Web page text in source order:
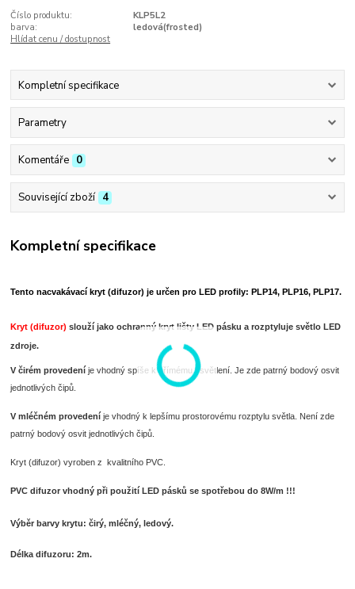
Číslo produktu:
KLP5L2
barva:
ledová(frosted)
Hlídat cenu / dostupnost
Kompletní specifikace
Parametry
Komentáře 0
Související zboží 4
Kompletní specifikace
Tento nacvakávací kryt (difuzor) je určen pro LED profily: PLP14, PLP16, PLP17.
Kryt (difuzor) slouží jako ochranný kryt lišty LED pásku a rozptyluje světlo LED
zdroje.
V čirém provedení je vhodný spíše k přímému osvětlení. Je zde patrný bodový osvit
jednotlivých čipů.
V mléčném provedení je vhodný k lepšímu prostorovému rozptylu světla. Není zde
patrný bodový osvit jednotlivých čipů.
Kryt (difuzor) vyroben z kvalitního PVC.
PVC difuzor vhodný při použití LED pásků se spotřebou do 8W/m !!!
Výběr barvy krytu: čirý, mléčný, ledový.
Délka difuzoru: 2m.